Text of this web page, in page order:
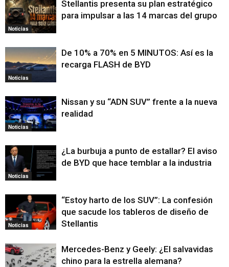
Noticias
Stellantis presenta su plan estratégico
para impulsar a las 14 marcas del grupo
Noticias
De 10% a 70% en 5 MINUTOS: Así es la
recarga FLASH de BYD
Noticias
Nissan y su “ADN SUV” frente a la nueva
realidad
Noticias
¿La burbuja a punto de estallar? El aviso
de BYD que hace temblar a la industria
Noticias
“Estoy harto de los SUV”: La confesión
que sacude los tableros de diseño de
Stellantis
Mercedes-Benz y Geely: ¿El salvavidas
chino para la estrella alemana?